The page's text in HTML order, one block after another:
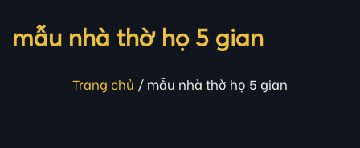
mẫu nhà thờ họ 5 gian
Trang chủ / mẫu nhà thờ họ 5 gian